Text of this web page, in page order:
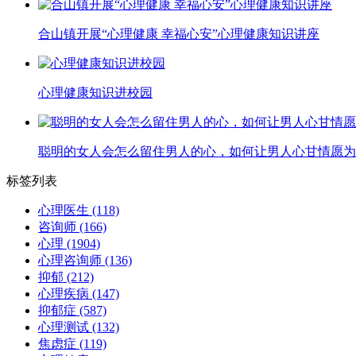
合山镇开展“心理健康 幸福心安”心理健康知识讲座
心理健康知识进校园
聪明的女人会怎么留住男人的心，如何让男人心甘情愿
标签列表
心理医生 (118)
咨询师 (166)
心理 (1904)
心理咨询师 (136)
抑郁 (212)
心理疾病 (147)
抑郁症 (587)
心理测试 (132)
焦虑症 (119)